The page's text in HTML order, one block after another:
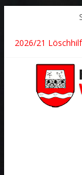
2026/21
2026/24 * TH G
2026/23 TH K
2026/22 TH Y *
Der schönste